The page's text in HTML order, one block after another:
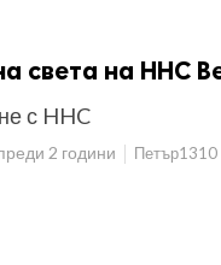
света на HHC
с HHC
2 години Петър1310